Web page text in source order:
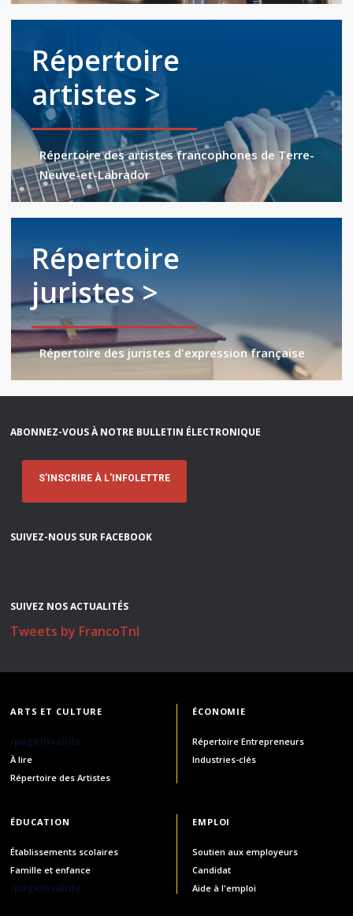
Répertoire
artistes >
Répertoire des artistes francophones de Terre-
Neuve-et-Labrador
Répertoire
juristes >
Répertoire des juristes d'expression française
ABONNEZ-VOUS À NOTRE BULLETIN ÉLECTRONIQUE
S'INSCRIRE À L'INFOLETTRE
SUIVEZ-NOUS SUR FACEBOOK
SUIVEZ NOS ACTUALITÉS
Tweets by FrancoTnl
ARTS ET CULTURE
/pageInvalide
À lire
Répertoire des Artistes
ÉCONOMIE
Répertoire Entrepreneurs
Industries-clés
ÉDUCATION
Établissements scolaires
Famille et enfance
/pageInvalide
EMPLOI
Soutien aux employeurs
Candidat
Aide à l'emploi